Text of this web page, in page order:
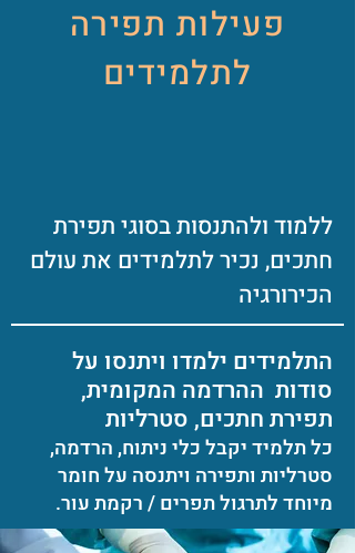
פעילות תפירה
לתלמידים
ללמוד ולהתנסות בסוגי תפירת
חתכים, נכיר לתלמידים את עולם
הכירורגיה
התלמידים ילמדו ויתנסו על
סודות ההרדמה המקומית,
תפירת חתכים, סטרליות
כל תלמיד יקבל כלי ניתוח, הרדמה,
סטרליות ותפירה ויתנסה על חומר
מיוחד לתרגול תפרים / רקמת עור.